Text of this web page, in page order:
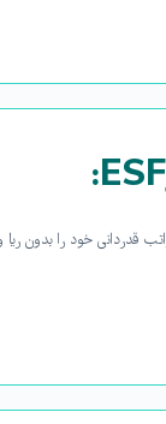
خود را بدون ریا و